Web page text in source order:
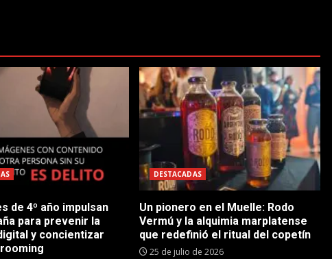
de 4º año impulsan
para prevenir la
y concientizar
DESTACADAS
Un pionero en el Muelle: Rodo
Vermú y la alquimia marplatense
que redefinió el ritual del copetín
25 de julio de 2026